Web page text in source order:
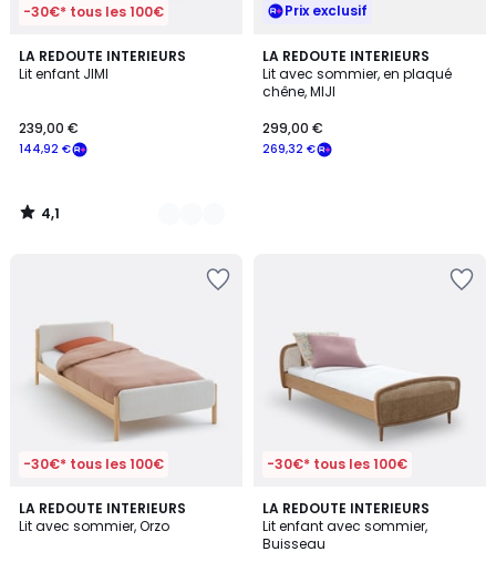
-30€* tous les 100€
LA REDOUTE INTERIEURS
Lit enfant JIMI
144,92 €
239,00 €
4,1
/ 5
2
Couleurs
4,1
/
Prix exclusif
LA REDOUTE INTERIEURS
Lit avec sommier, en plaqué
chêne, MIJI
269,32 €
299,00 €
-30€* tous les 100€
LA REDOUTE INTERIEURS
Lit avec sommier, Orzo
5
/
-30€* tous les 100€
LA REDOUTE INTERIEURS
Lit enfant avec sommier,
Buisseau
4,6
/ 5